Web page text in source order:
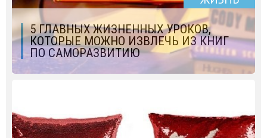
5 ГЛАВНЫХ ЖИЗНЕННЫХ УРОКОВ,
КОТОРЫЕ МОЖНО ИЗВЛЕЧЬ ИЗ КНИГ
ПО САМОРАЗВИТИЮ